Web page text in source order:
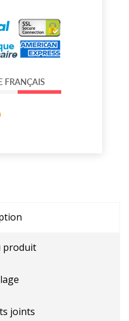
produit
joints